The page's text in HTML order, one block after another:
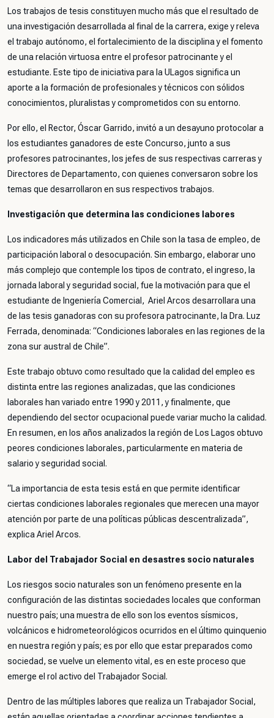
Los trabajos de tesis constituyen mucho más que el resultado de
una investigación desarrollada al final de la carrera, exige y releva
el trabajo autónomo, el fortalecimiento de la disciplina y el fomento
de una relación virtuosa entre el profesor patrocinante y el
estudiante. Este tipo de iniciativa para la ULagos significa un
aporte a la formación de profesionales y técnicos con sólidos
conocimientos, pluralistas y comprometidos con su entorno.
Por ello, el Rector, Óscar Garrido, invitó a un desayuno protocolar a
los estudiantes ganadores de este Concurso, junto a sus
profesores patrocinantes, los jefes de sus respectivas carreras y
Directores de Departamento, con quienes conversaron sobre los
temas que desarrollaron en sus respectivos trabajos.
Investigación que determina las condiciones labores
Los indicadores más utilizados en Chile son la tasa de empleo, de
participación laboral o desocupación. Sin embargo, elaborar uno
más complejo que contemple los tipos de contrato, el ingreso, la
jornada laboral y seguridad social, fue la motivación para que el
estudiante de Ingeniería Comercial, Ariel Arcos desarrollara una
de las tesis ganadoras con su profesora patrocinante, la Dra. Luz
Ferrada, denominada: “Condiciones laborales en las regiones de la
zona sur austral de Chile”.
Este trabajo obtuvo como resultado que la calidad del empleo es
distinta entre las regiones analizadas, que las condiciones
laborales han variado entre 1990 y 2011, y finalmente, que
dependiendo del sector ocupacional puede variar mucho la calidad.
En resumen, en los años analizados la región de Los Lagos obtuvo
peores condiciones laborales, particularmente en materia de
salario y seguridad social.
“La importancia de esta tesis está en que permite identificar
ciertas condiciones laborales regionales que merecen una mayor
atención por parte de una políticas públicas descentralizada”,
explica Ariel Arcos.
Labor del Trabajador Social en desastres socio naturales
Los riesgos socio naturales son un fenómeno presente en la
configuración de las distintas sociedades locales que conforman
nuestro país; una muestra de ello son los eventos sísmicos,
volcánicos e hidrometeorológicos ocurridos en el último quinquenio
en nuestra región y país; es por ello que estar preparados como
sociedad, se vuelve un elemento vital, es en este proceso que
emerge el rol activo del Trabajador Social.
Dentro de las múltiples labores que realiza un Trabajador Social,